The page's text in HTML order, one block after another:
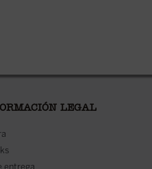
LEGAL
entrega